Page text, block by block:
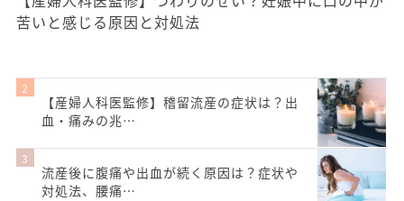
苦いと感じる原因と対処法
【産婦人科医監修】稽留流産の症状は？出
血・痛みの兆…
流産後に腹痛や出血が続く原因は？症状や
対処法、腰痛…